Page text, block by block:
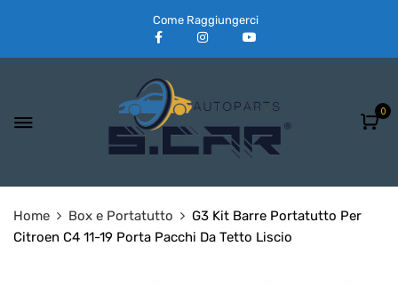
Come Raggiungerci
0
Home Box e Portatutto
G3 Kit Barre Portatutto Per
Citroen C4 11-19 Porta Pacchi Da Tetto Liscio